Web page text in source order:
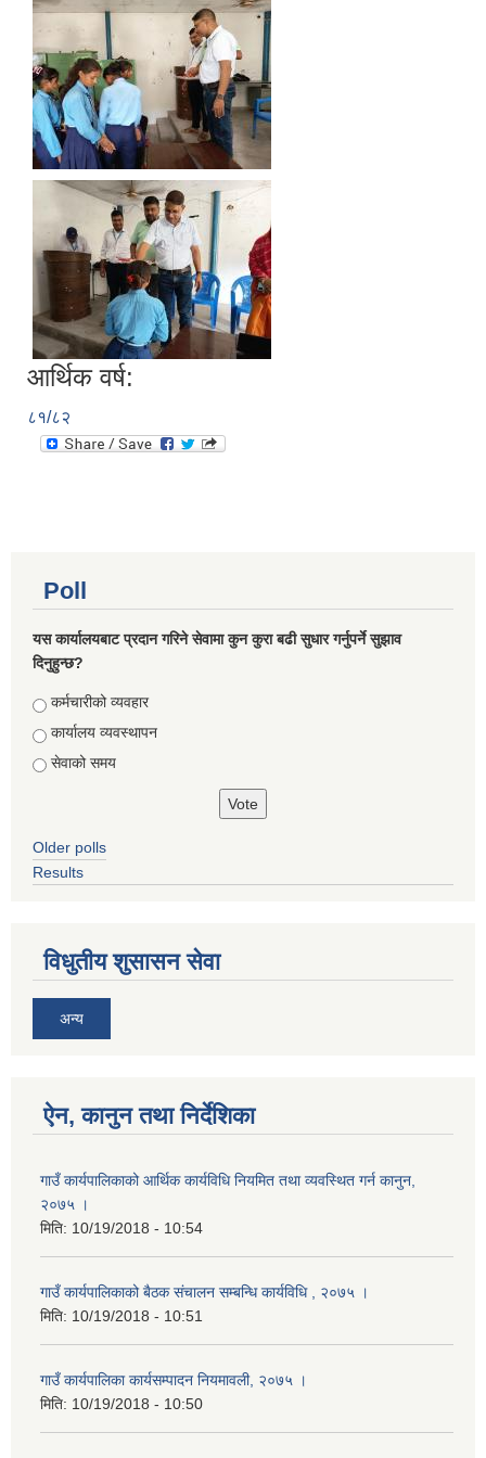
आर्थिक वर्ष:
८१/८२
Poll
यस कार्यालयबाट प्रदान गरिने सेवामा कुन कुरा बढी सुधार गर्नुपर्ने सुझाव
दिनुहुन्छ?
Choices
कर्मचारीको व्यवहार
कार्यालय व्यवस्थापन
सेवाको समय
Older polls
Results
विधुतीय शुसासन सेवा
अन्य
ऐन, कानुन तथा निर्देशिका
गाउँ कार्यपालिकाको आर्थिक कार्यविधि नियमित तथा व्यवस्थित गर्न कानुन,
२०७५ ।
मिति: 10/19/2018 - 10:54
गाउँ कार्यपालिकाको बैठक संचालन सम्बन्धि कार्यविधि , २०७५ ।
मिति: 10/19/2018 - 10:51
गाउँ कार्यपालिका कार्यसम्पादन नियमावली, २०७५ ।
मिति: 10/19/2018 - 10:50